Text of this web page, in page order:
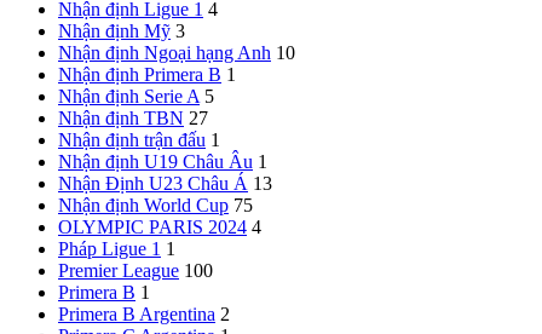
Nhận định Ligue 1 4
Nhận định Mỹ 3
Nhận định Ngoại hạng Anh 10
Nhận định Primera B 1
Nhận định Serie A 5
Nhận định TBN 27
Nhận định trận đấu 1
Nhận định U19 Châu Âu 1
Nhận Định U23 Châu Á 13
Nhận định World Cup 75
OLYMPIC PARIS 2024 4
Pháp Ligue 1 1
Premier League 100
Primera B 1
Primera B Argentina 2